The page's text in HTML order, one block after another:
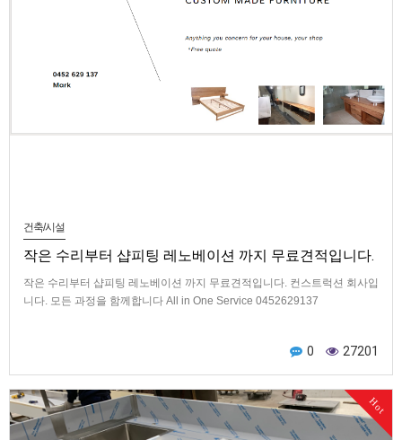
건축/시설
작은 수리부터 샵피팅 레노베이션 까지 무료견적입니다.
작은 수리부터 샵피팅 레노베이션 까지 무료견적입니다. 컨스트럭션 회사입
니다. 모든 과정을 함께합니다 All in One Service 0452629137
0 27201
Hot